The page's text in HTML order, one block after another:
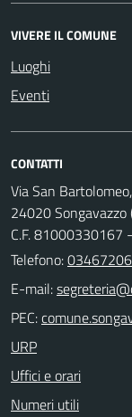
VIVERE IL COMUNE
Luoghi
Eventi
CONTATTI
Via San
24020 Songavazzo
C.F. 81000330167
Telefono:
E-mail:
PEC:
URP
Uffici e orari
Numeri utili